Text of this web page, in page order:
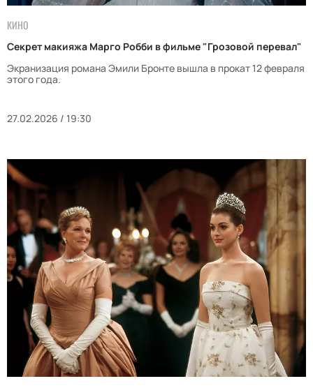
КИНО
Секрет макияжа Марго Робби в фильме "Грозовой перевал"
Экранизация романа Эмили Бронте вышла в прокат 12 февраля
этого года.
27.02.2026 / 19:30